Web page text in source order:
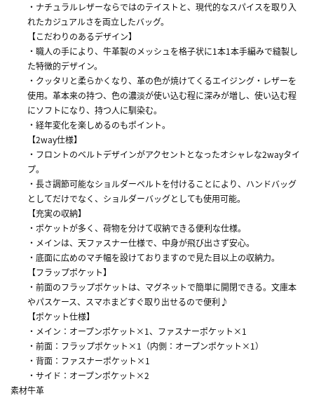
・ナチュラルレザーならではのテイストと、現代的なスパイスを取り入
れたカジュアルさを両立したバッグ。
【こだわりのあるデザイン】
・職人の手により、牛革製のメッシュを格子状に1本1本手編みで縫製し
た特徴的デザイン。
・クッタリと柔らかくなり、革の色が焼けてくるエイジング・レザーを
使用。革本来の持つ、色の濃淡が使い込む程に深みが増し、使い込む程
にソフトになり、持つ人に馴染む。
・経年変化を楽しめるのもポイント。
【2way仕様】
・フロントのベルトデザインがアクセントとなったオシャレな2wayタイ
プ。
・長さ調節可能なショルダーベルトを付けることにより、ハンドバッグ
としてだけでなく、ショルダーバッグとしても使用可能。
【充実の収納】
・ポケットが多く、荷物を分けて収納できる便利な仕様。
・メインは、天ファスナー仕様で、中身が飛び出さず安心。
・底面に広めのマチ幅を設けておりますので見た目以上の収納力。
【フラップポケット】
・前面のフラップポケットは、マグネットで簡単に開閉できる。文庫本
やパスケース、スマホまどすぐ取り出せるので便利♪
【ポケット仕様】
・メイン：オープンポケット×1、ファスナーポケット×1
・前面：フラップポケット×1（内側：オープンポケット×1）
・背面：ファスナーポケット×1
・サイド：オープンポケット×2
素材牛革